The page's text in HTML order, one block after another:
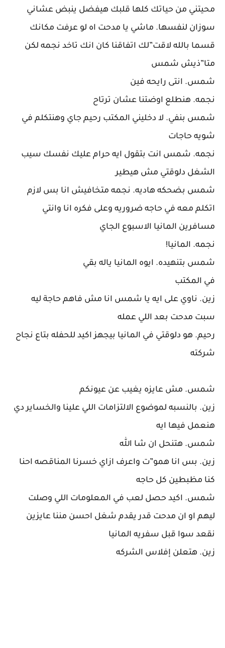
محيتني من حياتك كلها قلبك هيفضل ينبض عشاني
سوزان لنفسها. ماشي يا مدحت اه لو عرفت مكانك
قسما بالله لاقت”لك اتفاقنا كان انك تاخد نجمه لكن
متا”ذيش شمس
شمس. انتى رايحه فين
نجمه. هنطلع اوضتنا عشان ترتاح
شمس بنفي. لا دخليني المكتب رحيم جاي وهنتكلم في
شويه حاجات
نجمه. شمس انت بتقول ايه حرام عليك نفسك سيب
الشغل دلوقتي مش هيطير
شمس بضحكه هاديه. نجمه متخافيش انا بس لازم
اتكلم معه في حاجه ضروريه وعلى فكره انا وانتي
مسافرين المانيا الاسبوع الجاي
نجمه. المانيا!
شمس بتنهيده. ايوه المانيا ياله بقي
في المكتب
زين. ناوي على ايه يا شمس انا مش فاهم حاجة ليه
سبت مدحت بعد اللي عمله
رحيم. هو دلوقتي في المانيا بيجهز اكيد للحفله بتاع نجاح
شركته
شمس. مش عايزه يغيب عن عيونكم
زين. بالنسبه لموضوع الالتزامات اللي علينا والخساير دي
هنعمل فيها ايه
شمس. هتنحل ان شا الله
زين. بس انا همو”ت واعرف ازاي خسرنا المناقصه احنا
كنا مظبطين كل حاجه
شمس. اكيد حصل لعب في المعلومات اللي وصلت
ليهم او ان مدحت قدر يقدم شغل احسن مننا عايزين
نقعد سوا قبل سفريه المانيا
زين. هتعلن إفلاس الشركه